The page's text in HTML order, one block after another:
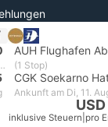
AUH Flughafen
55m (1 Stop)
Ankunft am Di, 11.
inklusive Steuern pro